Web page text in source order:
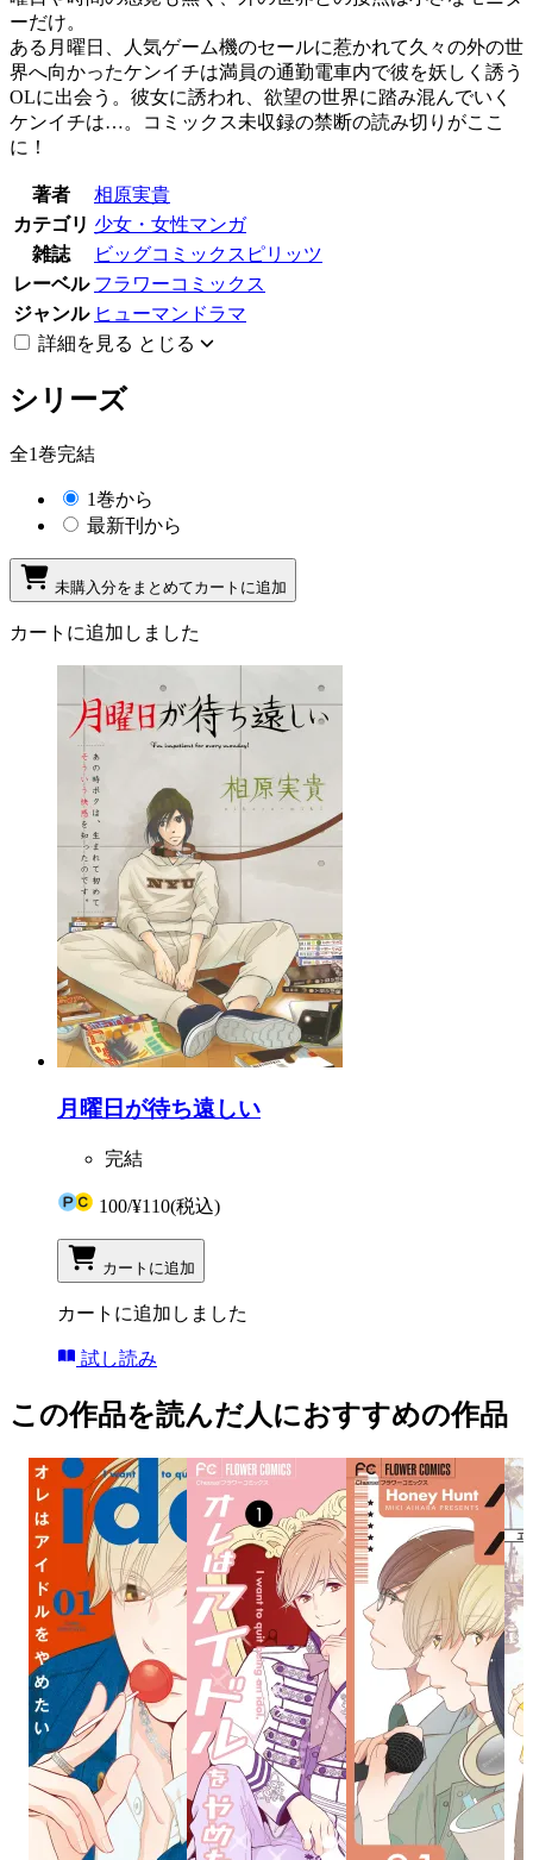
ーだけ。
ある月曜日、人気ゲーム機のセールに惹かれて久々の外の世
界へ向かったケンイチは満員の通勤電車内で彼を妖しく誘う
OLに出会う。彼女に誘われ、欲望の世界に踏み混んでいく
ケンイチは…。コミックス未収録の禁断の読み切りがここ
に！
著者
相原実貴
カテゴリ 少女・女性マンガ
雑誌
ビッグコミックスピリッツ
レーベル フラワーコミックス
ジャンル ヒューマンドラマ
詳細を見る とじる
シリーズ
全1巻完結
1巻から
最新刊から
未購入分をまとめてカートに追加
カートに追加しました
月曜日が待ち遠しい
完結
100/¥110(税込)
カートに追加
カートに追加しました
試し読み
この作品を読んだ人におすすめの作品